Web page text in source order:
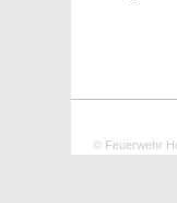
© Feuerwehr